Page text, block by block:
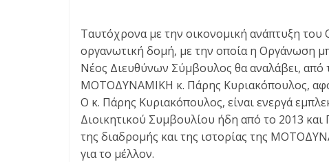
Ταυτόχρονα με την οικονομική ανάπτυξη του
οργανωτική δομή, με την οποία η Οργάνωση
Νέος Διευθύνων Σύμβουλος θα αναλάβει, από
ΜΟΤΟΔΥΝΑΜΙΚΗ κ. Πάρης Κυριακόπουλος,
Ο κ. Πάρης Κυριακόπουλος, είναι ενεργά
Διοικητικού Συμβουλίου ήδη από το 2013
της διαδρομής και της ιστορίας της
για το μέλλον.